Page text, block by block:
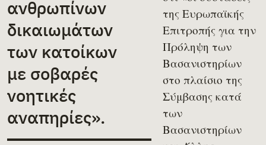
ανθρωπίνων
δικαιωμάτων
των κατοίκων
με σοβαρές
νοητικές
αναπηρίες».
της Ευρωπαϊκής
Επιτροπής για την
Πρόληψη των
Βασανιστηρίων
στο πλαίσιο της
Σύμβασης κατά
των
Βασανιστηρίων